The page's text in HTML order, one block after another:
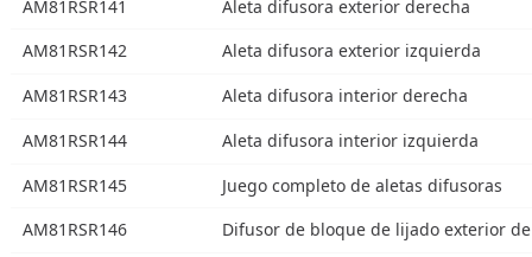
AM81RSR141
Aleta difusora exterior derecha
AM81RSR142
Aleta difusora exterior izquierda
AM81RSR143
Aleta difusora interior derecha
AM81RSR144
Aleta difusora interior izquierda
AM81RSR145
Juego completo de aletas difusoras
AM81RSR146
Difusor de bloque de lijado exterior